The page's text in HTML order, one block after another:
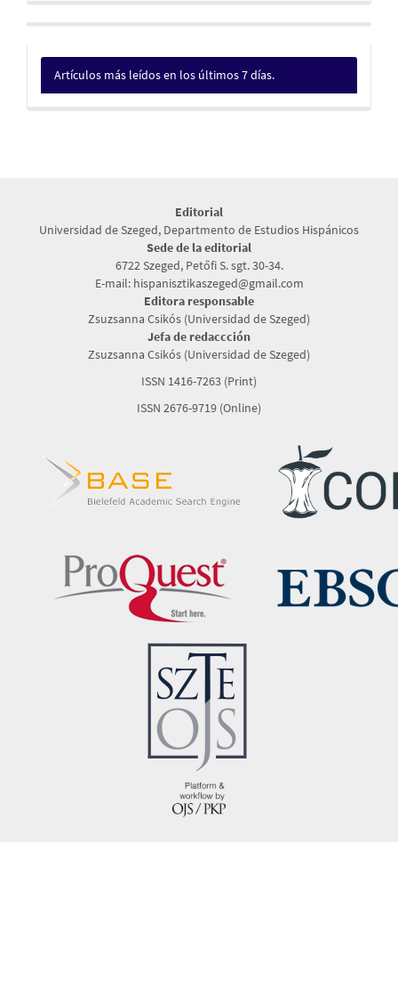
Artículos más leídos en los últimos 7 días.
Editorial
Universidad de Szeged, Departmento de Estudios Hispánicos
Sede de la editorial
6722 Szeged, Petőfi S. sgt. 30-34.
E-mail: hispanisztikaszeged@gmail.com
Editora responsable
Zsuzsanna Csikós (Universidad de Szeged)
Jefa de redaccción
Zsuzsanna Csikós (Universidad de Szeged)
ISSN 1416-7263 (Print)
ISSN 2676-9719 (Online)